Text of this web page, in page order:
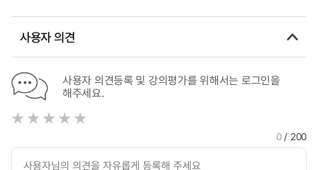
Management of Mechanical Parking Garages through
Data
사용자 의견
사용자 의견등록 및 강의평가를 위해서는 로그인을
해주세요.
0/ 200